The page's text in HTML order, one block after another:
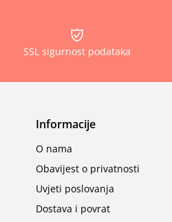
SSL sigurnost podataka
Informacije
O nama
Obavijest o privatnosti
Uvjeti poslovanja
Dostava i povrat